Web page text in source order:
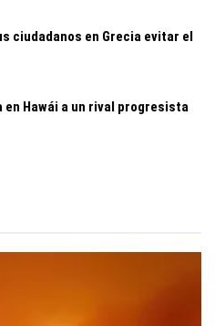
ciudadanos en Grecia evitar el
en Hawái a un rival progresista